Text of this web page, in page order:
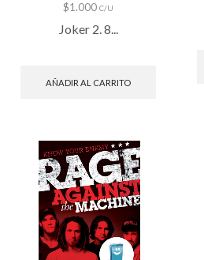
$1.000 C/U
Joker 2. 8...
AÑADIR AL CARRITO